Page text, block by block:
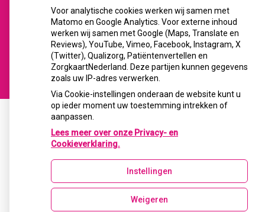
Uw Zorg Online| Beheer
Bezoek
onze
facebook
pagina
Privacy verklaring|Cookie-instellingen|Voorwaarden
Voor analytische cookies werken wij samen met
Matomo en Google Analytics. Voor externe inhoud
werken wij samen met Google (Maps, Translate en
Reviews), YouTube, Vimeo, Facebook, Instagram, X
(Twitter), Qualizorg, Patiëntenvertellen en
ZorgkaartNederland. Deze partijen kunnen gegevens
zoals uw IP-adres verwerken.
Via Cookie-instellingen onderaan de website kunt u
op ieder moment uw toestemming intrekken of
aanpassen.
Lees meer over onze Privacy- en
Cookieverklaring.
Instellingen
Weigeren